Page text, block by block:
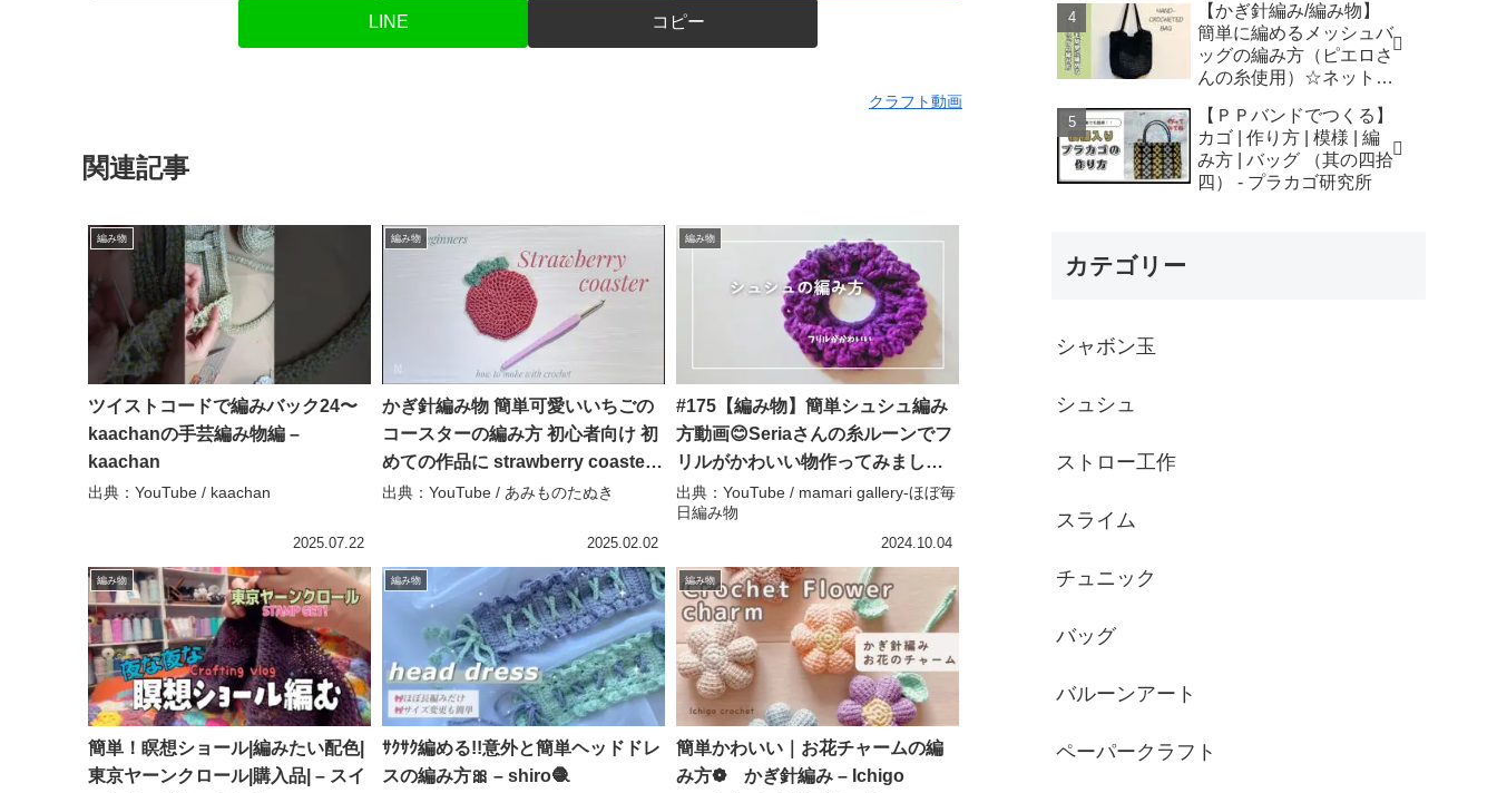
LINE コピー
クラフト動画
関連記事
編み物
ツイストコードで編みバック24〜
kaachanの手芸編み物編 –
kaachan
出典：YouTube / kaachan
2025.07.22
編み物
かぎ針編み物 簡単可愛いいちごの
コースターの編み方 初心者向け 初
めての作品に strawberry coaster
crochet – あみものたぬき
出典：YouTube / あみものたぬき
2025.02.02
編み物
#175【編み物】簡単シュシュ編み
方動画😊Seriaさんの糸ルーンでフ
リルがかわいい物作ってみました –
mamari gallery-ほぼ毎日編み物
出典：YouTube / mamari gallery-ほぼ毎
日編み物
2024.10.04
編み物
簡単！瞑想ショール|編みたい配色|
東京ヤーンクロール|購入品| – スイ
編み物
ｻｸｻｸ編める!!意外と簡単ヘッドドレ
スの編み方🎀 – shiro🧶
編み物
簡単かわいい｜お花チャームの編
み方❁ かぎ針編み – Ichigo
Origami Wind Chimes -
はなみこと
【かぎ針編み/編み物】
簡単に編めるメッシュバ
ッグの編み方（ピエロさ
んの糸使用）☆ネットバ
mesh bag/tutorial - そろ
そろはじめよう
☆crochet
【ＰＰバンドでつくる】
カゴ | 作り方 | 模様 | 編
み方 | バッグ （其の四拾
四） - プラカゴ研究所
カテゴリー
シャボン玉
シュシュ
ストロー工作
スライム
チュニック
バッグ
バルーンアート
ペーパークラフト